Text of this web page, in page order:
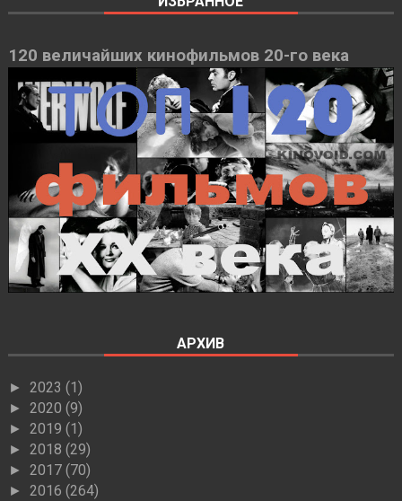
120 величайших кинофильмов 20-го века
АРХИВ
► 2023 (1)
► 2020 (9)
► 2019 (1)
► 2018 (29)
► 2017 (70)
► 2016 (264)